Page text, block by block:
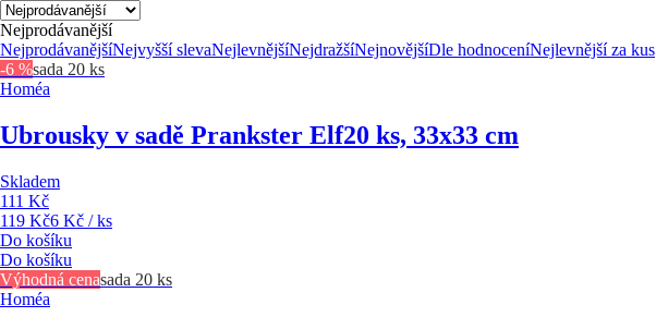
Nejprodávanější
NejprodávanějšíNejvyšší slevaNejlevnějšíNejdražšíNejnovějšíDle hodnoceníNejlevnější za kus
-6 %sada 20 ks
Homéa
Ubrousky v sadě Prankster Elf20 ks, 33x33 cm
Skladem
111 Kč
119 Kč6 Kč / ks
Do košíku
Do košíku
Výhodná cenasada 20 ks
Homéa